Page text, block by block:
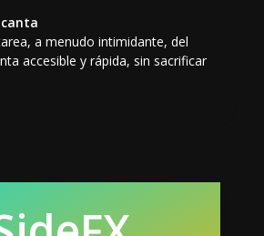
a menudo intimidante, del
accesible y rápida, sin sacrificar